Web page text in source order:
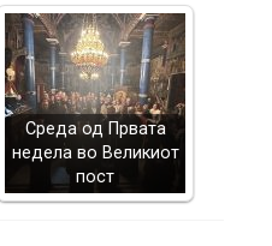
Среда од Првата
недела во Великиот
пост